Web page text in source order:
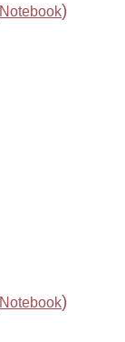
Notebook)
Notebook)